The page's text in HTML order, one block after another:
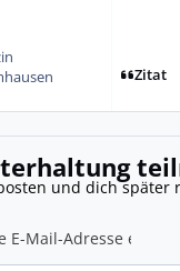
Zitat
und dich später